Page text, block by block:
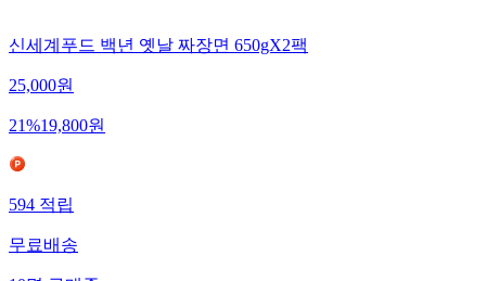
신세계푸드 백년 옛날 짜장면 650gX2팩
25,000원
21%19,800원
594적립
무료배송